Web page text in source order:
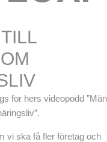
for hers videopodd ”Män
vi ska få fler företag och